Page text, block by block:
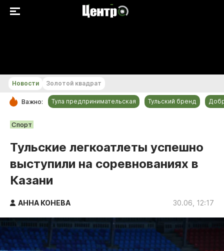
РУБРИКИ
Происшествия
Спорт
Тульский бренд
Тула предпринимательская
ДоброЦентр
Голодный шпион
Новости Золотой квадрат
Важно: Тула предпринимательская Тульский бренд
Спорт
Тульские легкоатлеты успешно
выступили на соревнованиях в
Казани
АННА КОНЕВА 30.06, 12:17